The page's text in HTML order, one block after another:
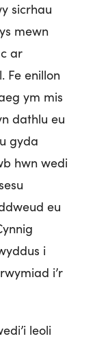
sicrhau
mewn
ar
Fe enillon
ym mis
dathlu eu
gyda
hwn wedi
eu
i
i’r
leoli